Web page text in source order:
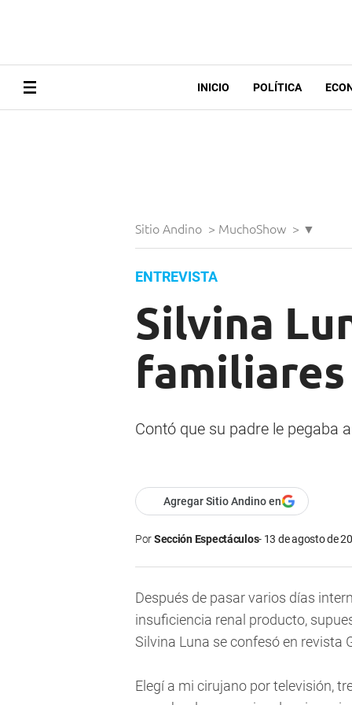
INICIO POLÍTICA
Sitio Andino > MuchoShow > ▼
ENTREVISTA
Silvina
Contó que su padre le pegaba
Agregar Sitio Andino en
PorSección Espectáculos 13 de agosto de
Después de pasar varios días
insuficiencia renal producto,
Silvina Luna se confesó en revista
Elegí a mi cirujano por televisión,